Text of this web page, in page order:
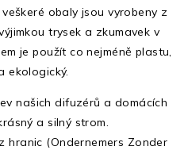
obaly jsou vyrobeny z
trysek a zkumavek v
je použít co nejméně plastu,
ekologický.
našich difuzérů a domácích
a silný strom.
hranic (Ondernemers Zonder